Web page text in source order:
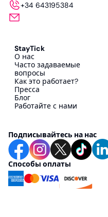
+34 643195384
StayTick
О нас
Часто задаваемые
вопросы
Как это работает?
Пресса
Блог
Работайте с нами
Подписывайтесь на нас
Способы оплаты